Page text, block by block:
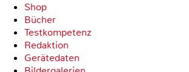
Shop
Bücher
Testkompetenz
Redaktion
Gerätedaten